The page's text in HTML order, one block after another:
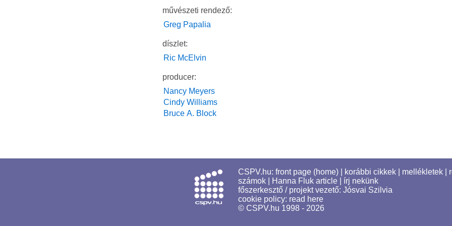
művészeti rendező:
Greg Papalia
díszlet:
Ric McElvin
producer:
Nancy Meyers
Cindy Williams
Bruce A. Block
CSPV.hu: front page (home) korábbi cikkek mellékletek
számok
Hanna Fluk article
írj nekünk
főszerkesztő / projekt vezető: Jósvai Szilvia
cookie policy: read here
© CSPV.hu 1998 - 2026